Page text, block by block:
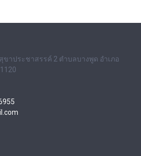
าประชาสรรค์ 2 ตำบลบางพูด อำเภอ